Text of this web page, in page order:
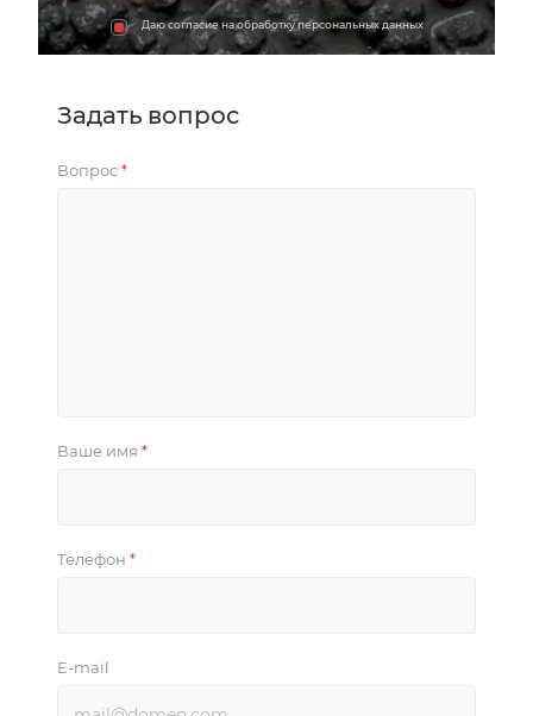
Даю согласие на обработку персональных данных
Задать вопрос
Вопрос *
Ваше имя *
Телефон *
E-mail